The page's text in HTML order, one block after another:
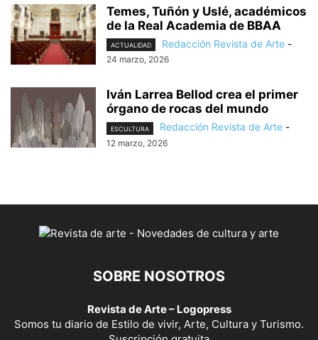
Temes, Tuñón y Uslé, académicos
de la Real Academia de BBAA
ACTUALIDAD Redacción Revista de Arte -
24 marzo, 2026
Iván Larrea Bellod crea el primer
órgano de rocas del mundo
ESCULTURA Redacción Revista de Arte -
12 marzo, 2026
SOBRE NOSOTROS
Revista de Arte – Logopress
Somos tu diario de Estilo de vivir, Arte, Cultura y Turismo.